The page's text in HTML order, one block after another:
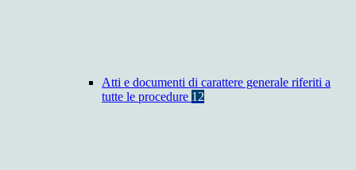
Atti e documenti di carattere generale riferiti a
tutte le procedure 12